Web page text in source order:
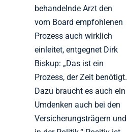
behandelnde Arzt den
vom Board empfohlenen
Prozess auch wirklich
einleitet, entgegnet Dirk
Biskup: „Das ist ein
Prozess, der Zeit benötigt.
Dazu braucht es auch ein
Umdenken auch bei den
Versicherungsträgern und